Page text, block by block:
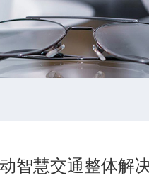
智慧交通整体解